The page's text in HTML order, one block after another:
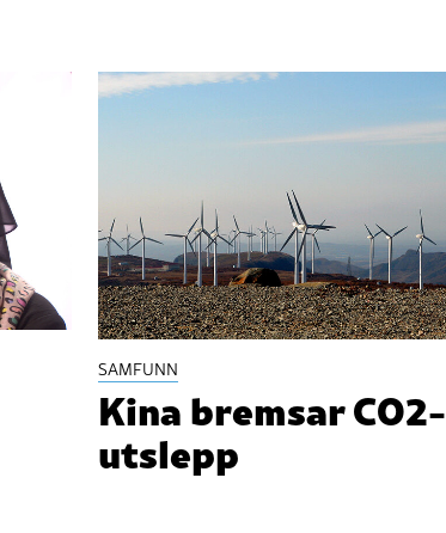
SAMFUNN
Kina bremsar CO2-
utslepp